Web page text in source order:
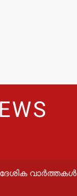
വാർത്തകൾ